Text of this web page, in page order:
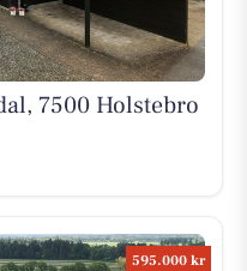
7500 Holstebro
595.000 kr